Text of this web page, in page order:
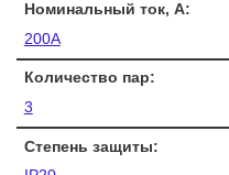
Номинальный ток, A:
200А
Количество пар:
3
Степень защиты: